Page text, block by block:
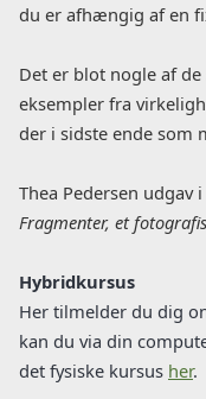
du er afhængig af en
Det er blot nogle af
eksempler fra
der i sidste ende som
Thea Pedersen udgav
Fragmenter, et
Hybridkursus
Her tilmelder du dig
kan du via din
det fysiske kursus her.